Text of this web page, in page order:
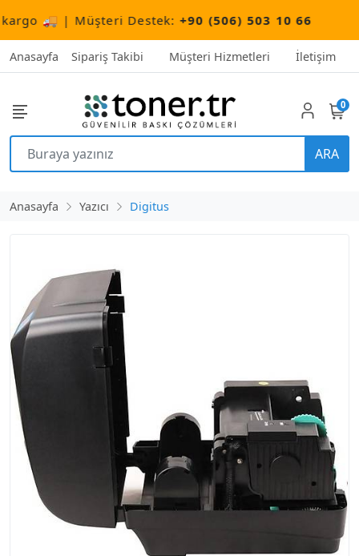
🚚 | Müşteri Destek:+90 (506) 503 10 66
Anasayfa Sipariş Takibi Müşteri Hizmetleri İletişim
ARA
0
Anasayfa Yazıcı Digitus